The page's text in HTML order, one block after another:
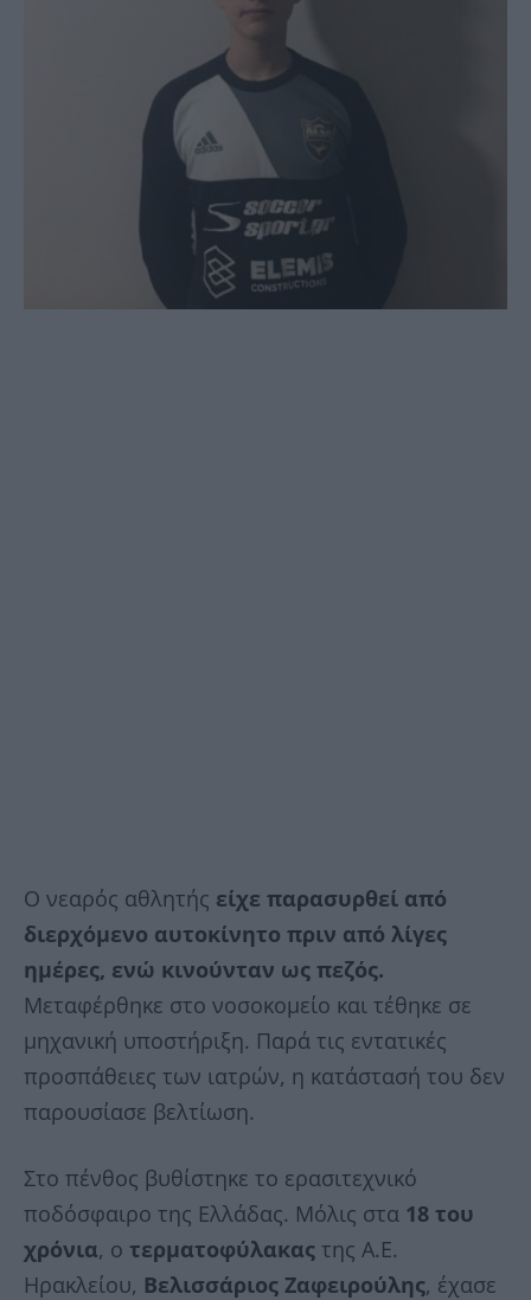
Ο νεαρός αθλητής είχε παρασυρθεί από
διερχόμενο αυτοκίνητο πριν από λίγες
ημέρες, ενώ κινούνταν ως πεζός.
Μεταφέρθηκε στο νοσοκομείο και τέθηκε σε
μηχανική υποστήριξη. Παρά τις εντατικές
προσπάθειες των ιατρών, η κατάστασή του δεν
παρουσίασε βελτίωση.
Στο πένθος βυθίστηκε το ερασιτεχνικό
ποδόσφαιρο της Ελλάδας. Μόλις στα 18 του
χρόνια, ο τερματοφύλακας της Α.Ε.
Ηρακλείου, Βελισσάριος Ζαφειρούλης, έχασε